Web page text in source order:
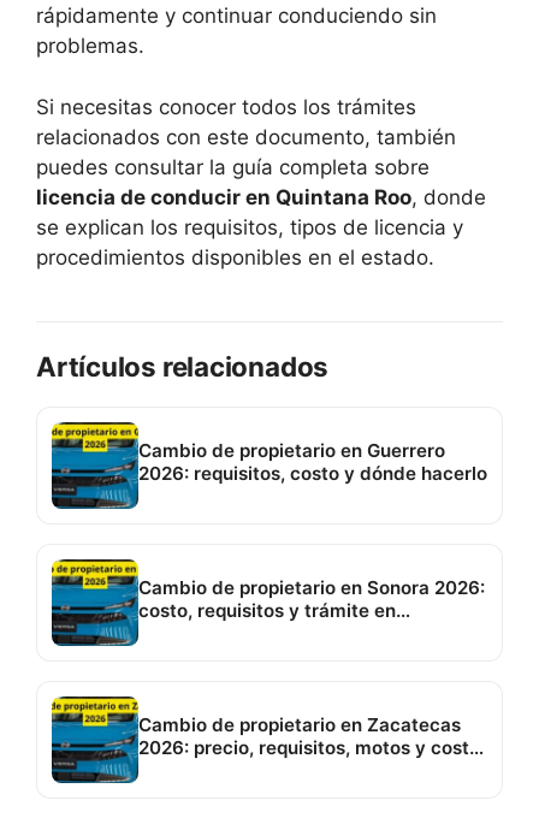
rápidamente y continuar conduciendo sin
problemas.
Si necesitas conocer todos los trámites
relacionados con este documento, también
puedes consultar la guía completa sobre
licencia de conducir en Quintana Roo, donde
se explican los requisitos, tipos de licencia y
procedimientos disponibles en el estado.
Artículos relacionados
Cambio de propietario en Guerrero
2026: requisitos, costo y dónde hacerlo
Cambio de propietario en Sonora 2026:
costo, requisitos y trámite en
Cambio de propietario en Zacatecas
2026: precio, requisitos, motos y costo